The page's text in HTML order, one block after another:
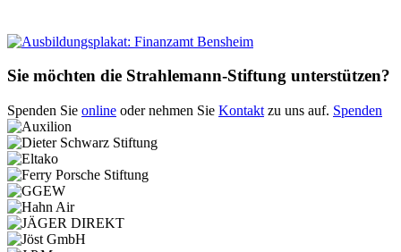
Sie möchten die Strahlemann-Stiftung unterstützen?
Spenden Sie online oder nehmen Sie Kontakt zu uns auf. Spenden